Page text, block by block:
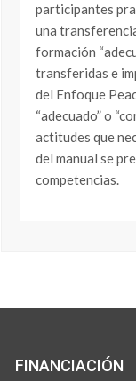
participantes
una
formación
transferidas e
del Enfoque
“adecuado” o
actitudes que
del manual se
competencias.
FINANCIACIÓN